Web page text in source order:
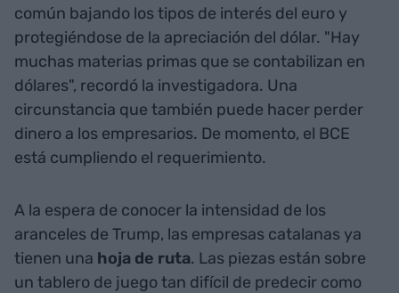
común bajando los tipos de interés del euro y
protegiéndose de la apreciación del dólar. "Hay
muchas materias primas que se contabilizan en
dólares", recordó la investigadora. Una
circunstancia que también puede hacer perder
dinero a los empresarios. De momento, el BCE
está cumpliendo el requerimiento.
A la espera de conocer la intensidad de los
aranceles de Trump, las empresas catalanas ya
tienen una hoja de ruta. Las piezas están sobre
un tablero de juego tan difícil de predecir como